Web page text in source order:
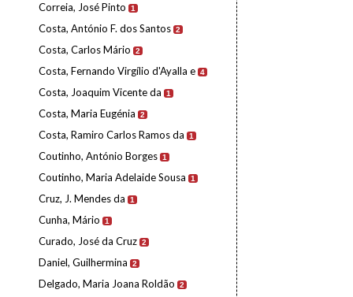
Correia, José Pinto 1
Costa, António F. dos Santos 2
Costa, Carlos Mário 2
Costa, Fernando Virgílio d'Ayalla e 4
Costa, Joaquim Vicente da 1
Costa, Maria Eugénia 2
Costa, Ramiro Carlos Ramos da 1
Coutinho, António Borges 1
Coutinho, Maria Adelaide Sousa 1
Cruz, J. Mendes da 1
Cunha, Mário 1
Curado, José da Cruz 2
Daniel, Guilhermina 2
Delgado, Maria Joana Roldão 2